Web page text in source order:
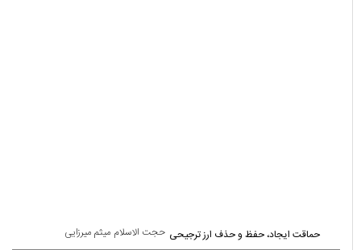
حجت الاسلام میثم میرزایی حماقت ایجاد، حفظ و حذف ارز ترجیحی